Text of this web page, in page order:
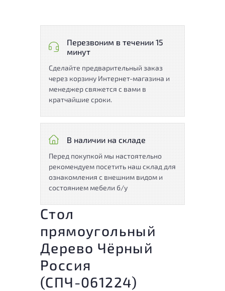
Перезвоним в течении 15
минут
Сделайте предварительный заказ
через корзину Интернет-магазина и
менеджер свяжется с вами в
кратчайшие сроки.
В наличии на складе
Перед покупкой мы настоятельно
рекомендуем посетить наш склад для
ознакомления с внешним видом и
состоянием мебели б/у
Стол
прямоугольный
Дерево Чёрный
Россия
(СПЧ-061224)